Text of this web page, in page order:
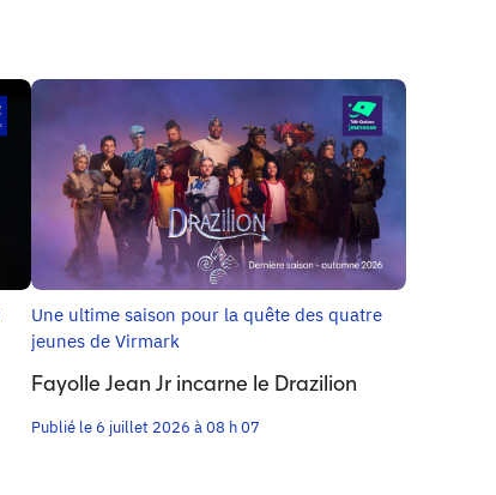
Une ultime saison pour la quête des quatre
jeunes de Virmark
Fayolle Jean Jr incarne le Drazilion
Publié le 6 juillet 2026 à 08 h 07